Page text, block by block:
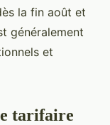
la fin août et
généralement
et
tarifaire